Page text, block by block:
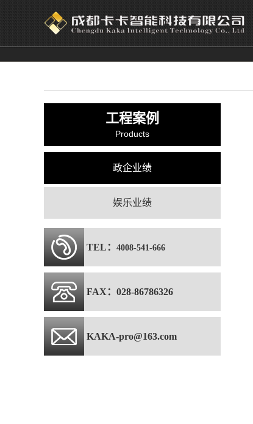
工程案例
Products
政企业绩
娱乐业绩
TEL： 4008-541-666
FAX：028-86786326
KAKA-pro@163.com